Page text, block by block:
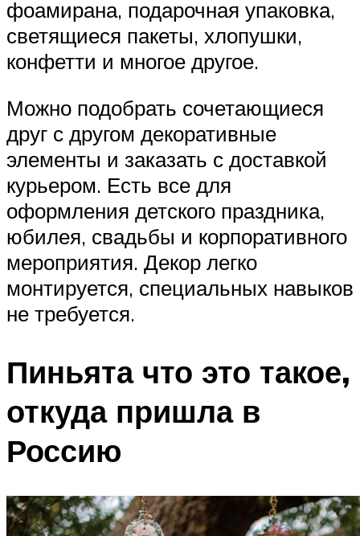
фоамирана, подарочная упаковка,
светящиеся пакеты, хлопушки,
конфетти и многое другое.
Можно подобрать сочетающиеся
друг с другом декоративные
элементы и заказать с доставкой
курьером. Есть все для
оформления детского праздника,
юбилея, свадьбы и корпоративного
мероприятия. Декор легко
монтируется, специальных навыков
не требуется.
Пиньята что это такое,
откуда пришла в
Россию